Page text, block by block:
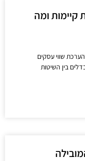
קיימות ומה
שווי עסקים
בין השיטות